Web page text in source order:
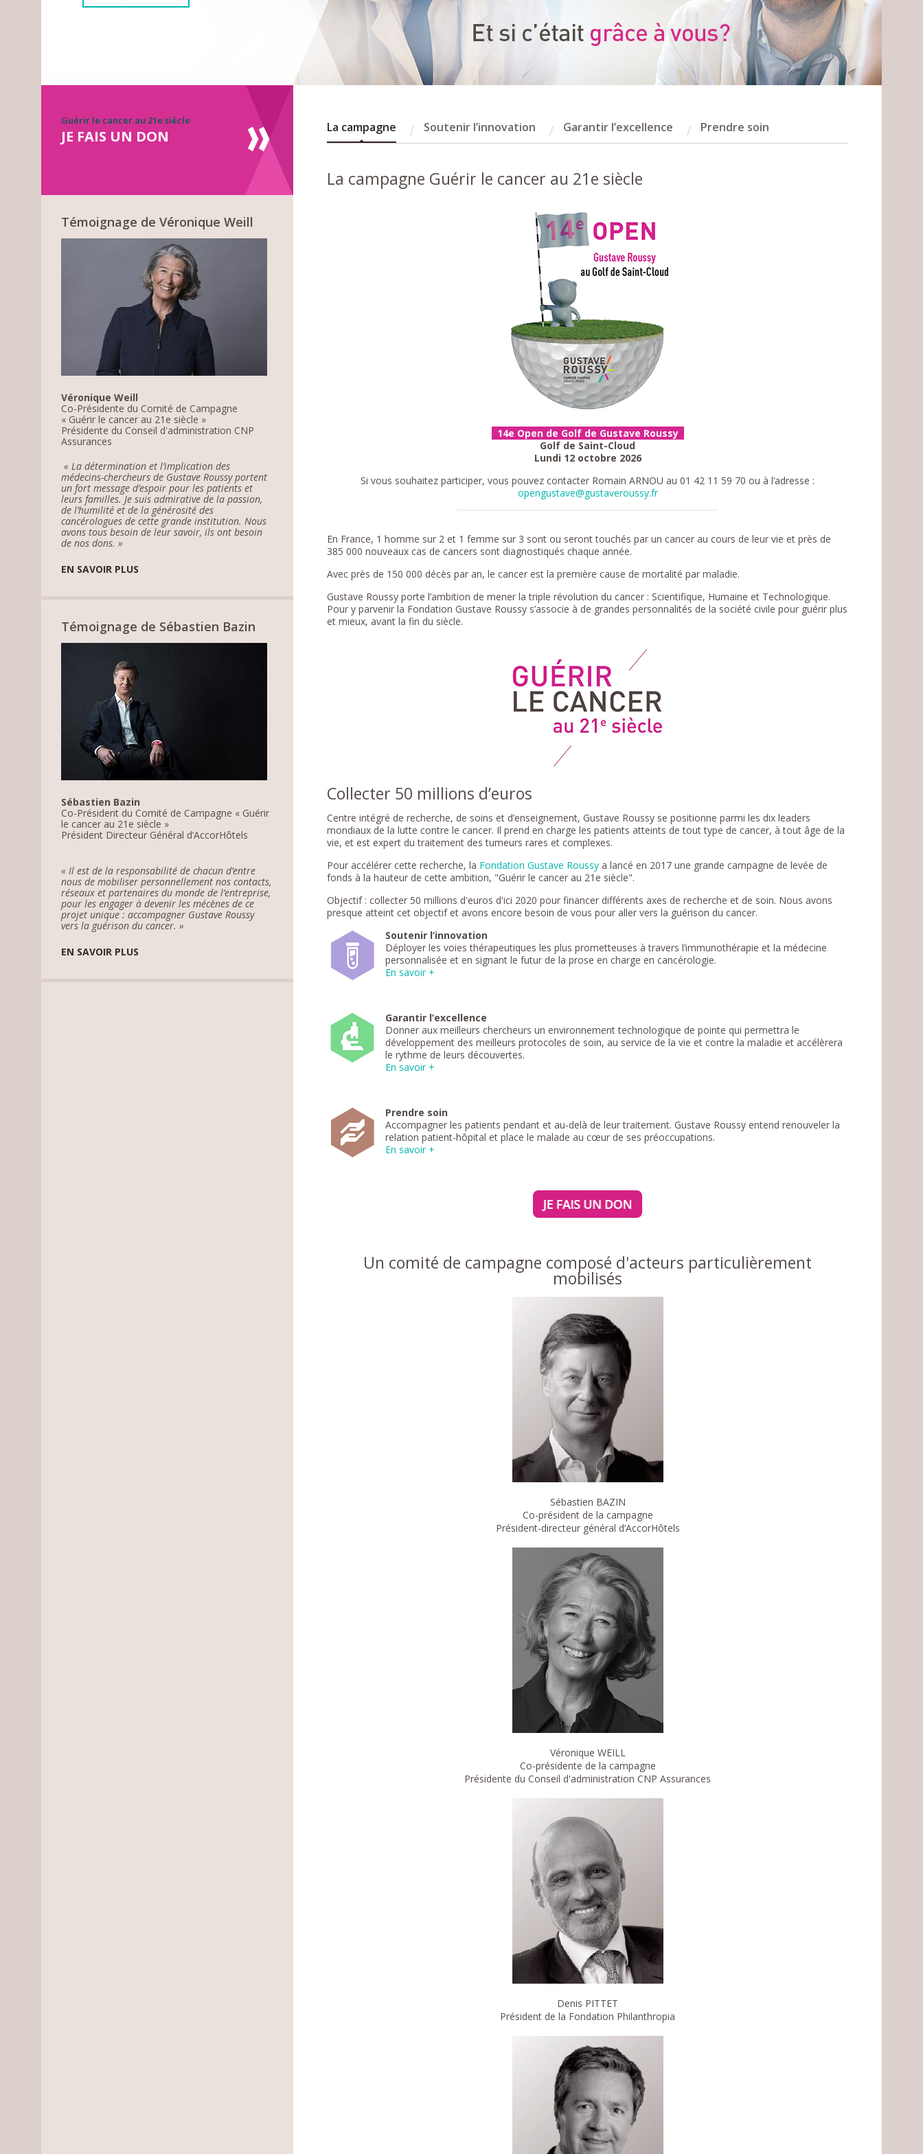
Guérir le cancer au 21e siècle
JE FAIS UN DON
Témoignage de Véronique Weill
Véronique Weill
Co-Présidente du Comité de Campagne
« Guérir le cancer au 21e siècle »
Présidente du Conseil d'administration CNP
Assurances
« La détermination et l’implication des
médecins-chercheurs de Gustave Roussy portent
un fort message d’espoir pour les patients et
leurs familles. Je suis admirative de la passion,
de l’humilité et de la générosité des
cancérologues de cette grande institution. Nous
avons tous besoin de leur savoir, ils ont besoin
de nos dons. »
EN SAVOIR PLUS
Témoignage de Sébastien Bazin
Sébastien Bazin
Co-Président du Comité de Campagne « Guérir
le cancer au 21e siècle »
Président Directeur Général d’AccorHôtels
« Il est de la responsabilité de chacun d’entre
nous de mobiliser personnellement nos contacts,
réseaux et partenaires du monde de l’entreprise,
pour les engager à devenir les mécènes de ce
projet unique : accompagner Gustave Roussy
vers la guérison du cancer. »
EN SAVOIR PLUS
La campagne Soutenir l’innovation Garantir l’excellence Prendre soin
La campagne Guérir le cancer au 21e siècle
14e Open de Golf de Gustave Roussy
Golf de Saint-Cloud
Lundi 12 octobre 2026
Si vous souhaitez participer, vous pouvez contacter Romain ARNOU au 01 42 11 59 70 ou à l’adresse :
opengustave@gustaveroussy.fr
En France, 1 homme sur 2 et 1 femme sur 3 sont ou seront touchés par un cancer au cours de leur vie et près de
385 000 nouveaux cas de cancers sont diagnostiqués chaque année.
Avec près de 150 000 décès par an, le cancer est la première cause de mortalité par maladie.
Gustave Roussy porte l’ambition de mener la triple révolution du cancer : Scientifique, Humaine et Technologique.
Pour y parvenir la Fondation Gustave Roussy s’associe à de grandes personnalités de la société civile pour guérir plus
et mieux, avant la fin du siècle.
Collecter 50 millions d’euros
Centre intégré de recherche, de soins et d’enseignement, Gustave Roussy se positionne parmi les dix leaders
mondiaux de la lutte contre le cancer. Il prend en charge les patients atteints de tout type de cancer, à tout âge de la
vie, et est expert du traitement des tumeurs rares et complexes.
Pour accélérer cette recherche, la Fondation Gustave Roussy a lancé en 2017 une grande campagne de levée de
fonds à la hauteur de cette ambition, "Guérir le cancer au 21e siècle".
Objectif : collecter 50 millions d'euros d'ici 2020 pour financer différents axes de recherche et de soin. Nous avons
presque atteint cet objectif et avons encore besoin de vous pour aller vers la guérison du cancer.
Soutenir l’innovation
Déployer les voies thérapeutiques les plus prometteuses à travers l’immunothérapie et la médecine
personnalisée et en signant le futur de la prose en charge en cancérologie.
En savoir +
Garantir l’excellence
Donner aux meilleurs chercheurs un environnement technologique de pointe qui permettra le
développement des meilleurs protocoles de soin, au service de la vie et contre la maladie et accélèrera
le rythme de leurs découvertes.
En savoir +
Prendre soin
Accompagner les patients pendant et au-delà de leur traitement. Gustave Roussy entend renouveler la
relation patient-hôpital et place le malade au cœur de ses préoccupations.
En savoir +
Un comité de campagne composé d'acteurs particulièrement
mobilisés
Sébastien BAZIN
Co-président de la campagne
Président-directeur général d’AccorHôtels
Véronique WEILL
Co-présidente de la campagne
Présidente du Conseil d'administration CNP Assurances
Denis PITTET
Président de la Fondation Philanthropia